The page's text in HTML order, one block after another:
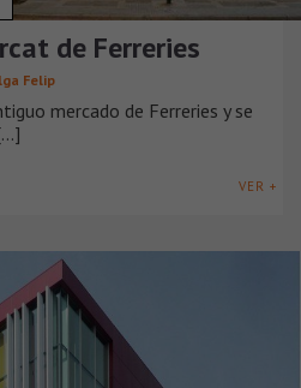
de Ferreries
Felip
mercado de Ferreries y se
VER +